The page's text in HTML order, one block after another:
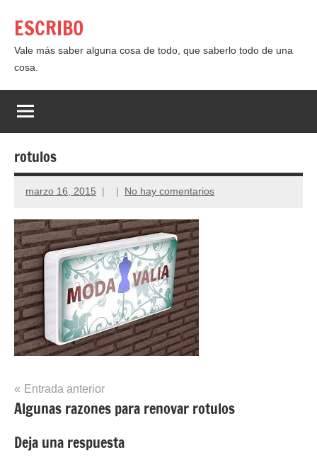
contenido
ESCRIBO
Vale más saber alguna cosa de todo, que saberlo todo de una
cosa.
rotulos
marzo 16, 2015 No hay comentarios
Navegación
de
entradas
Entrada anterior
Algunas razones para renovar rotulos
Deja una respuesta